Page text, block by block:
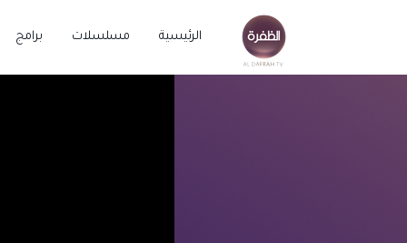
الرئيسية مسلسلات برامج